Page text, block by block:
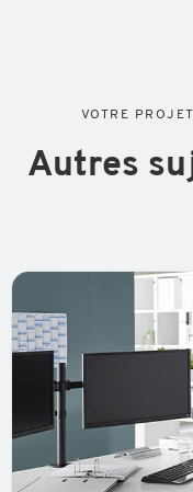
VOTRE
Autres